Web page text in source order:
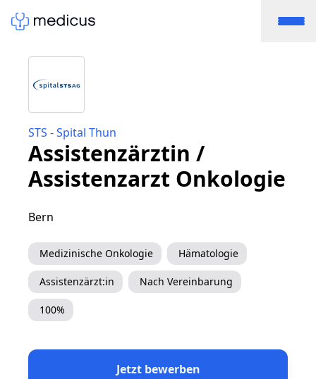
STS - Spital Thun
Assistenzärztin /
Assistenzarzt Onkologie
Bern
Medizinische Onkologie Hämatologie
Assistenzärzt:in Nach Vereinbarung
100%
Jetzt bewerben